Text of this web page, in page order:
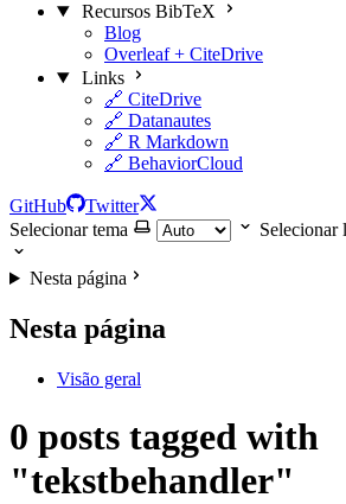
Recursos BibTeX
Blog
Overleaf + CiteDrive
Links
🔗 CiteDrive
🔗 Datanautes
🔗 R Markdown
🔗 BehaviorCloud
GitHub
Twitter
Selecionar tema
Selecionar
Nesta página
Nesta página
Visão geral
0 posts tagged with
"tekstbehandler"